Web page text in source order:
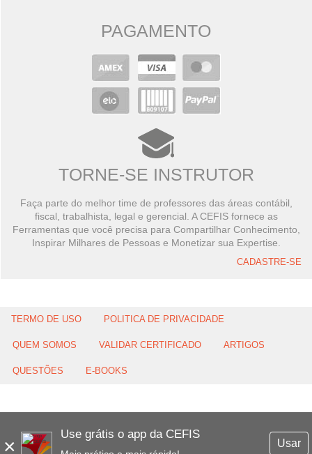
×
Use grátis o app da CEFIS
Usar
PAGAMENTO
TORNE-SE INSTRUTOR
Faça parte do melhor time de professores das áreas contábil,
fiscal, trabalhista, legal e gerencial. A CEFIS fornece as
Ferramentas que você precisa para Compartilhar Conhecimento,
Inspirar Milhares de Pessoas e Monetizar sua Expertise.
CADASTRE-SE
TERMO DE USO POLITICA DE PRIVACIDADE
QUEM SOMOS VALIDAR CERTIFICADO ARTIGOS
QUESTÕES E-BOOKS